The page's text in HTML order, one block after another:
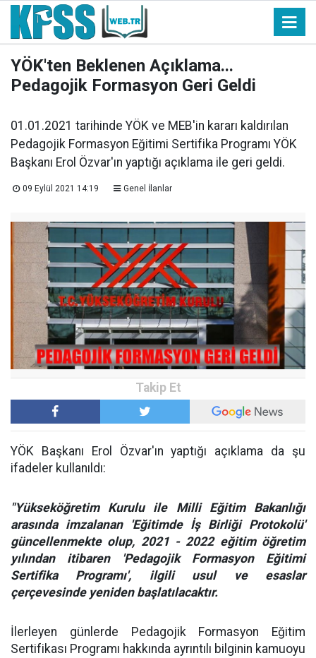
YÖK'ten Beklenen Açıklama...
Pedagojik Formasyon Geri Geldi
01.01.2021 tarihinde YÖK ve MEB'in kararı kaldırılan
Pedagojik Formasyon Eğitimi Sertifika Programı YÖK
Başkanı Erol Özvar'ın yaptığı açıklama ile geri geldi.
09 Eylül 2021 14:19 Genel İlanlar
YÖK Başkanı Erol Özvar'ın yaptığı açıklama da şu
ifadeler kullanıldı:
"Yükseköğretim Kurulu ile Milli Eğitim Bakanlığı
arasında imzalanan 'Eğitimde İş Birliği Protokolü'
güncellenmekte olup, 2021 - 2022 eğitim öğretim
yılından itibaren 'Pedagojik Formasyon Eğitimi
Sertifika Programı', ilgili usul ve esaslar
çerçevesinde yeniden başlatılacaktır.
İlerleyen günlerde Pedagojik Formasyon Eğitim
Sertifikası Programı hakkında ayrıntılı bilginin kamuoyu